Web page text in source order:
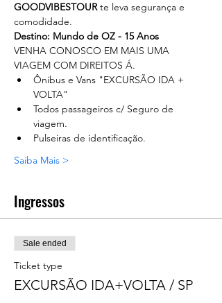
GOODVIBESTOUR te leva segurança e
comodidade.
Destino: Mundo de OZ - 15 Anos
VENHA CONOSCO EM MAIS UMA
VIAGEM COM DIREITOS Á.
Ônibus e Vans "EXCURSÃO IDA +
VOLTA"
Todos passageiros c/ Seguro de
viagem.
Pulseiras de identificação.
Saiba Mais >
Ingressos
Sale ended
Ticket type
EXCURSÃO IDA+VOLTA / SP